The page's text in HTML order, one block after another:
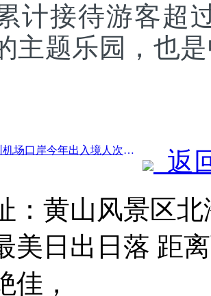
计接待游客超
主题乐园，也
前一篇：深圳机场口岸今年出入境人次突破300万，创历史同期新高
返
：黄山风景区
美日出日落 距
佳，